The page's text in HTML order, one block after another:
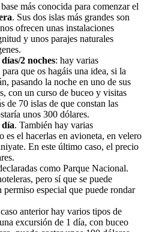
más conocida para comenzar el
. Sus dos islas más grandes son
ofrecen unas instalaciones
y unos parajes naturales
2 noches: hay varias
que os hagáis una idea, si la
pasando la noche en uno de sus
con un curso de buceo y visitas
de 70 islas de que constan las
unos 300 dólares.
día. También hay varias
es el hacerlas en avioneta, en velero
En este último caso, el precio
como Parque Nacional.
pero sí que se puede
permiso especial que puede rondar
anterior hay varios tipos de
excursión de 1 día, con buceo